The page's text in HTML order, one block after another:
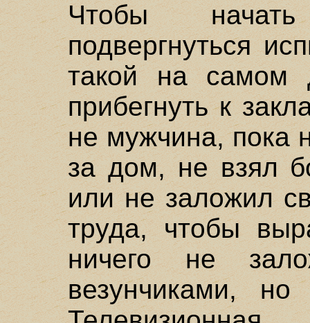
Чтобы
подвергнуться
такой на самом
прибегнуть к
не мужчина, пока
за дом, не взял
или не заложил
труда, чтобы
ничего не
везунчиками,